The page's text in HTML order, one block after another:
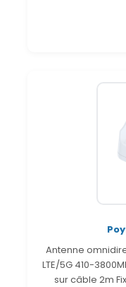
Antenne
LTE/5G 410-
sur câble 2m